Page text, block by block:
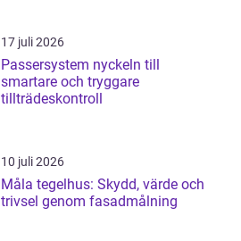
17 juli 2026
Passersystem nyckeln till
smartare och tryggare
tillträdeskontroll
10 juli 2026
Måla tegelhus: Skydd, värde och
trivsel genom fasadmålning